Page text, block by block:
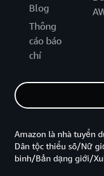
Blog
Thông
cáo báo
chí
Amazon là nhà tuyển
Dân tộc thiểu số/Nữ
binh/Bản dạng giới/